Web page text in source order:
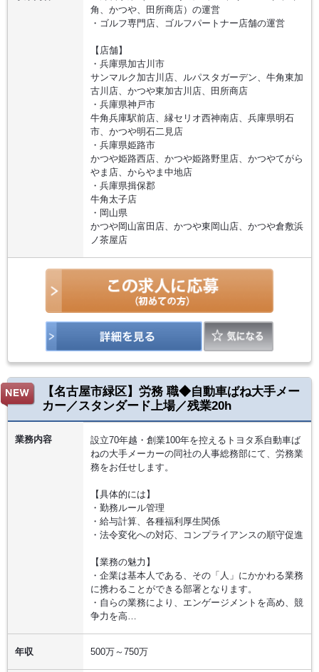
角、かつや、田所商店）の運営
・ゴルフ専門店、ゴルフパートナー店舗の運営
【店舗】
・兵庫県加古川市
サンマルク加古川店、ルパスタガーデン、牛角東加
古川店、かつや東加古川店、田所商店
・兵庫県神戸市
牛角兵庫駅前店、縁セリオ西神南店、兵庫県明石
市、かつや明石二見店
・兵庫県姫路市
かつや姫路西店、かつや姫路野里店、かつやてがら
やま店、からやま中地店
・兵庫県揖保郡
牛角太子店
・岡山県
かつや岡山富田店、かつや東岡山店、かつや倉敷浜
ノ茶屋店
【名古屋市緑区】労務 職◆自動車ばね大手メー
カー／スタンダード上場／残業20h
業務内容
設立70年越・創業100年を控えるトヨタ系自動車ば
ねの大手メーカーの同社の人事総務部にて、労務業
務をお任せします。
【具体的には】
・勤務ルール管理
・給与計算、各種福利厚生関係
・法令変化への対応、コンプライアンスの順守促進
【業務の魅力】
・企業は基本人である、その「人」にかかわる業務
に携わることができる部署となります。
・自らの業務により、エンゲージメントを高め、競
争力を高…
年収 500万～750万